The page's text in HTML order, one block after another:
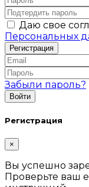
Даю свое
Персональных
Забыли пароль?
Регистрация
×
Вы успешно
Проверьте ваш